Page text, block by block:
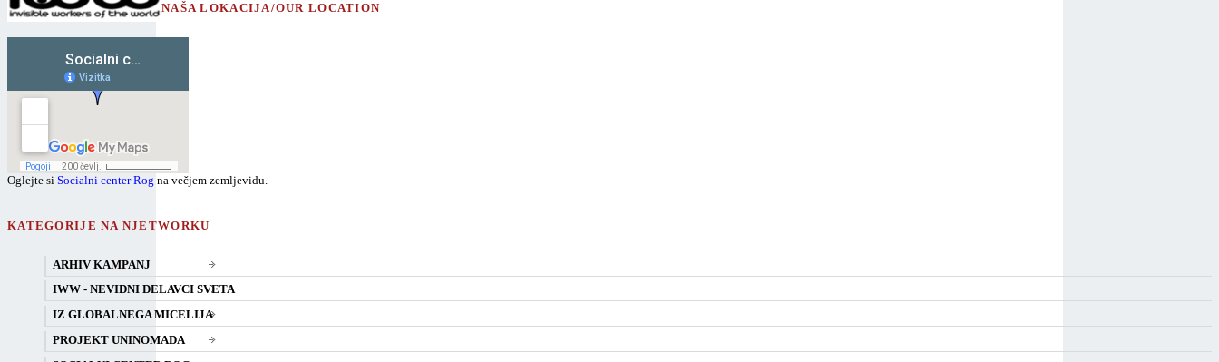
NAŠA LOKACIJA/OUR LOCATION
Oglejte si Socialni center Rog na večjem zemljevidu.
KATEGORIJE NA NJETWORKU
ARHIV KAMPANJ
IWW - NEVIDNI DELAVCI SVETA
IZ GLOBALNEGA MICELIJA
PROJEKT UNINOMADA